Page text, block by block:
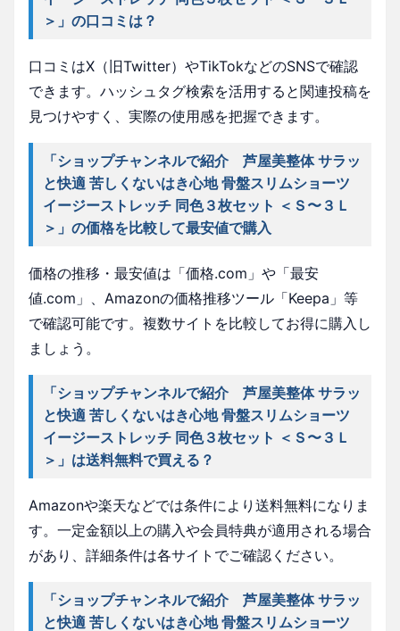
＞」の口コミは？
口コミはX（旧Twitter）やTikTokなどのSNSで確認
できます。ハッシュタグ検索を活用すると関連投稿を
見つけやすく、実際の使用感を把握できます。
「ショップチャンネルで紹介 芦屋美整体 サラッ
と快適 苦しくないはき心地 骨盤スリムショーツ
イージーストレッチ 同色３枚セット ＜Ｓ〜３Ｌ
＞」の価格を比較して最安値で購入
価格の推移・最安値は「価格.com」や「最安
値.com」、Amazonの価格推移ツール「Keepa」等
で確認可能です。複数サイトを比較してお得に購入し
ましょう。
「ショップチャンネルで紹介 芦屋美整体 サラッ
と快適 苦しくないはき心地 骨盤スリムショーツ
イージーストレッチ 同色３枚セット ＜Ｓ〜３Ｌ
＞」は送料無料で買える？
Amazonや楽天などでは条件により送料無料になりま
す。一定金額以上の購入や会員特典が適用される場合
があり、詳細条件は各サイトでご確認ください。
「ショップチャンネルで紹介 芦屋美整体 サラッ
と快適 苦しくないはき心地 骨盤スリムショーツ